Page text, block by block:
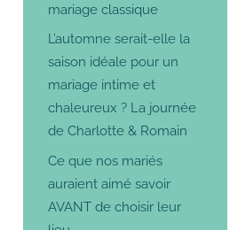
mariage classique
L’automne serait-elle la
saison idéale pour un
mariage intime et
chaleureux ? La journée
de Charlotte & Romain
Ce que nos mariés
auraient aimé savoir
AVANT de choisir leur